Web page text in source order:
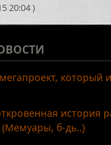
20:04 )
который
история
б-дь..)